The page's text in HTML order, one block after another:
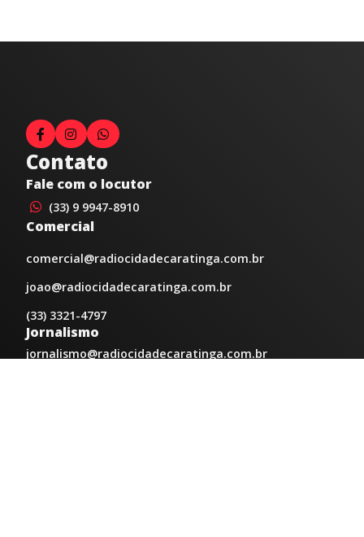
Contato
Fale com o locutor
(33) 9 9947-8910
Comercial
comercial@radiocidadecaratinga.com.br
joao@radiocidadecaratinga.com.br
(33) 3321-4797
Jornalismo
jornalismo@radiocidadecaratinga.com.br